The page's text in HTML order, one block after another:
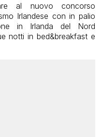
al nuovo concorso
Irlandese con in palio
in Irlanda del Nord
notti in bed&breakfast e